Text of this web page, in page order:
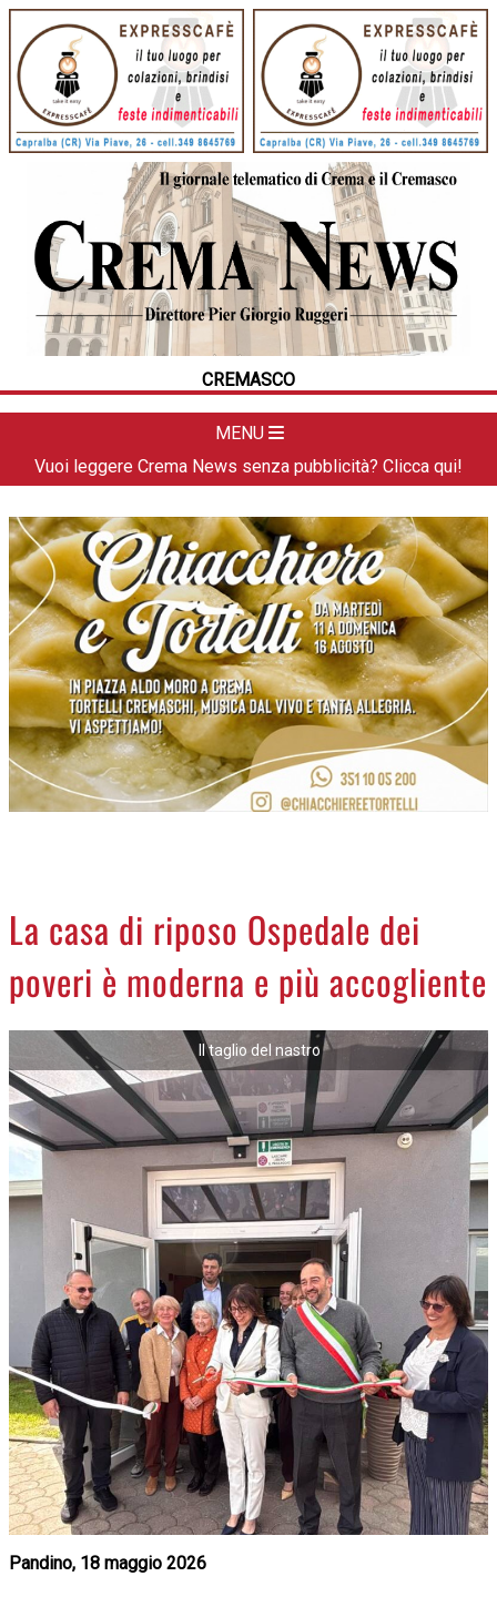
CREMASCO
MENU
HOME
CRONACA
POLITICA
LA FOTO
DAL TERRITORIO
APPUNTAMENTI
CREMASCO
OROSCOPO
LA PIAZZA
ANIMALI
NECROLOGI
ACCEDI
Vuoi leggere Crema News senza pubblicità? Clicca qui!
La casa di riposo Ospedale dei
poveri è moderna e più accogliente
Il taglio del nastro
Pandino, 18 maggio 2026